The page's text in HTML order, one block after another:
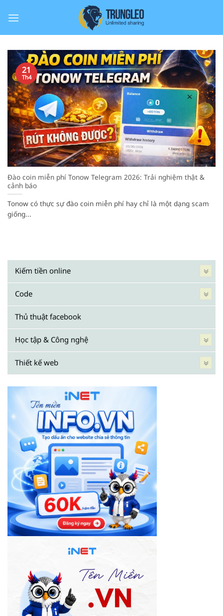
qua
Đào coin miễn phí Tonow Telegram 2026: Trải nghiệm thật &
cảnh báo
Tonow có thực sự đào coin miễn phí hay chỉ là một dạng scam
giống...
21
Th4
Kiếm tiền online
Code
Thủ thuật facebook
Học tập & Công nghệ
Thiết kế web